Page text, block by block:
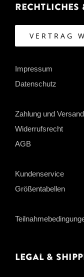
Rechtliches
VERTRAG
Impressum
Datenschutz
Zahlung und Versand
Widerrufsrecht
AGB
Kundenservice
Größentabellen
Legal &